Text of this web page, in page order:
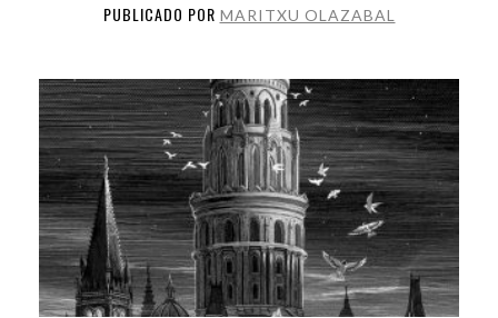
PUBLICADO POR MARITXU OLAZABAL